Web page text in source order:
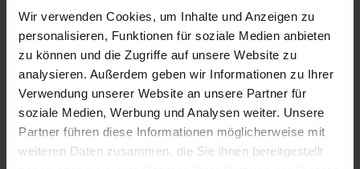
Wir verwenden Cookies, um Inhalte und Anzeigen zu
personalisieren, Funktionen für soziale Medien anbieten
zu können und die Zugriffe auf unsere Website zu
analysieren. Außerdem geben wir Informationen zu Ihrer
Verwendung unserer Website an unsere Partner für
soziale Medien, Werbung und Analysen weiter. Unsere
Partner führen diese Informationen möglicherweise mit
weiteren Daten zusammen, die Sie ihnen bereitgestellt
Integrierte Begehung: Jetzt zur Online-
Schulung anmelden!
Weiterlesen...
Bereiche